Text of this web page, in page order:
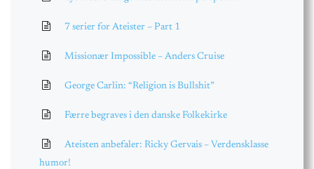
7 serier for Ateister – Part 1
Missionær Impossible – Anders Cruise
George Carlin: “Religion is Bullshit”
Færre begraves i den danske Folkekirke
Ateisten anbefaler: Ricky Gervais – Verdensklasse
humor!